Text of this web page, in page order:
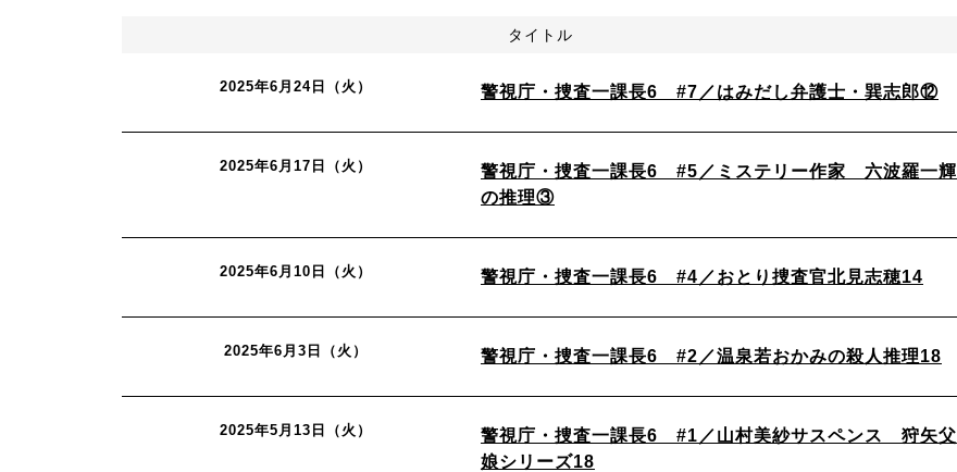
タイトル
2025年6月24日（火） 警視庁・捜査一課長6 #7／はみだし弁護士・巽志郎⑫
2025年6月17日（火）
警視庁・捜査一課長6 #5／ミステリー作家 六波羅一輝
の推理③
2025年6月10日（火） 警視庁・捜査一課長6 #4／おとり捜査官北見志穂14
2025年6月3日（火） 警視庁・捜査一課長6 #2／温泉若おかみの殺人推理18
2025年5月13日（火）
警視庁・捜査一課長6 #1／山村美紗サスペンス 狩矢父
娘シリーズ18